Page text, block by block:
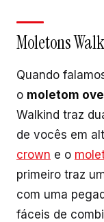
Moletons
Quando
o moletom
Walkind traz
de vocês em
crown e o
primeiro traz
com uma
fáceis de